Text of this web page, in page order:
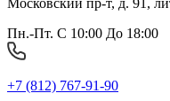
Пн.-Пт. С 10:00 До 18:00
+7 (812) 767-91-90